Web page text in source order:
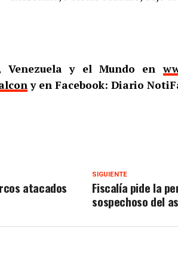
Venezuela y el Mundo en
y en Facebook: Diario
SIGUIENTE
Fiscalía pide la
sospechoso del
atacados